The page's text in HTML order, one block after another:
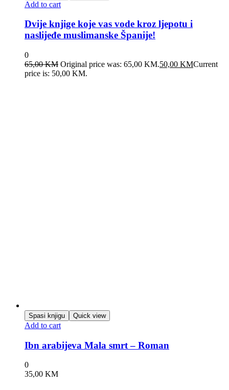
Add to cart
Dvije knjige koje vas vode kroz ljepotu i
naslijeđe muslimanske Španije!
0
65,00KM Original price was: 65,00 KM.50,00 KMCurrent
price is: 50,00 KM.
Spasi knjigu Quick view
Add to cart
Ibn arabijeva Mala smrt – Roman
0
35,00 KM